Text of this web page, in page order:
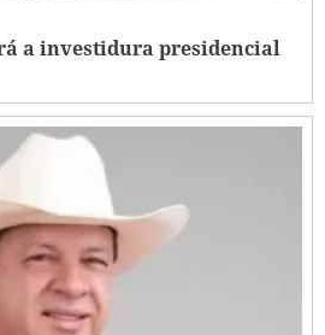
a investidura presidencial